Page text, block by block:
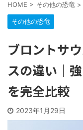
HOME > その他の恐竜 >
その他の恐竜
ブロントサ
スの違い｜
を完全比較
2023年1月29日